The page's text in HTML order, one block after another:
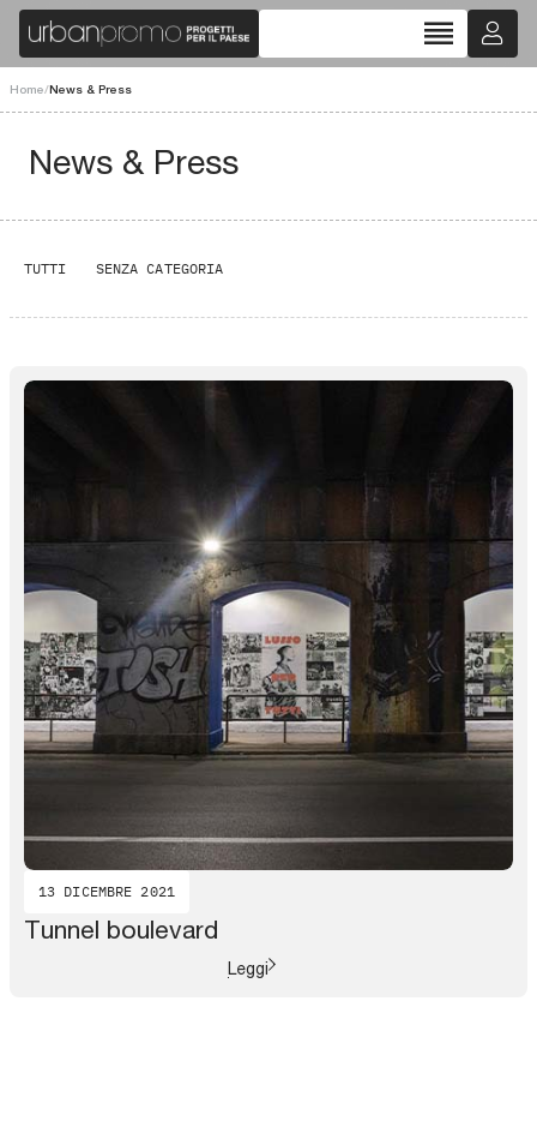
reorder
Home/News & Press
News & Press
TUTTI SENZA CATEGORIA
13 DICEMBRE 2021
Tunnel boulevard
Leggi